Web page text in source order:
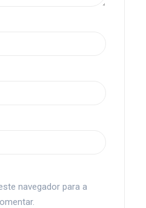
navegador para a